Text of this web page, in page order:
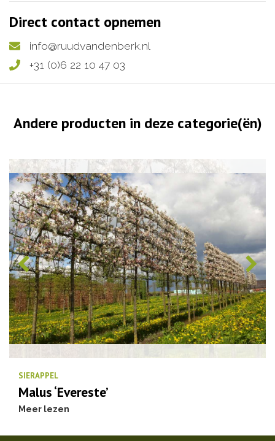
Direct contact opnemen
info@ruudvandenberk.nl
+31 (0)6 22 10 47 03
Andere producten in deze categorie(ën)
SIERAPPEL
Malus ‘Evereste’
Meer lezen